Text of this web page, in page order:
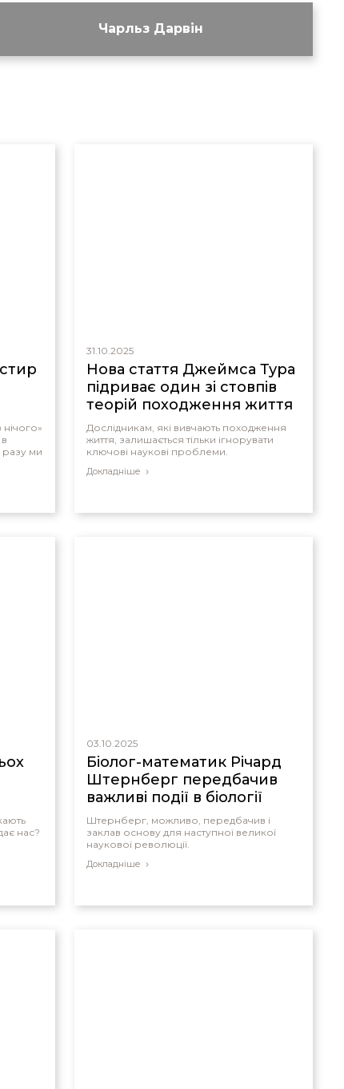
Чарльз Дарвін
разу ми
31.10.2025
Нова стаття Джеймса Тура
підриває один зі стовпів
теорій походження життя
Дослідникам, які вивчають походження
життя, залишається тільки ігнорувати
ключові наукові проблеми.
Докладніше
нас?
03.10.2025
Біолог-математик Річард
Штернберг передбачив
важливі події в біології
Штернберг, можливо, передбачив і
заклав основу для наступної великої
наукової революції.
Докладніше